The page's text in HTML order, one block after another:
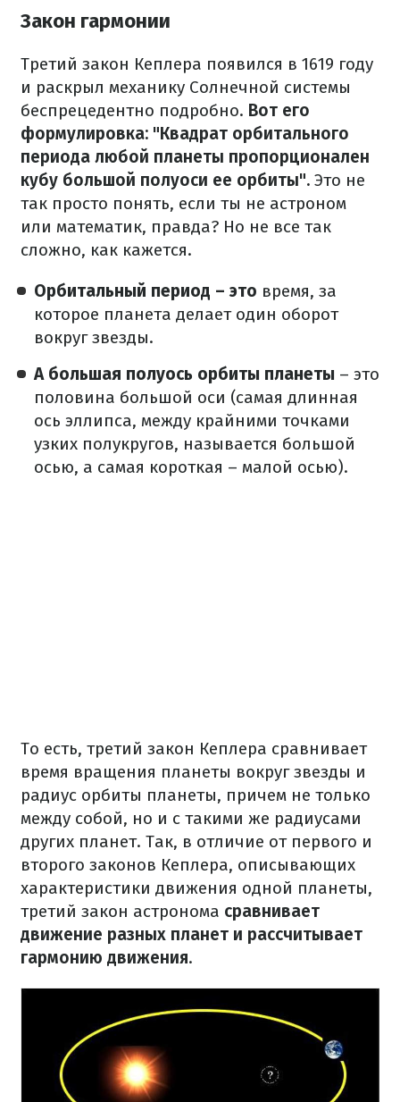
Закон гармонии
Третий закон Кеплера появился в 1619 году
и раскрыл механику Солнечной системы
беспрецедентно подробно. Вот его
формулировка: "Квадрат орбитального
периода любой планеты пропорционален
кубу большой полуоси ее орбиты". Это не
так просто понять, если ты не астроном
или математик, правда? Но не все так
сложно, как кажется.
Орбитальный период – это время, за
которое планета делает один оборот
вокруг звезды.
А большая полуось орбиты планеты – это
половина большой оси (самая длинная
ось эллипса, между крайними точками
узких полукругов, называется большой
осью, а самая короткая – малой осью).
То есть, третий закон Кеплера сравнивает
время вращения планеты вокруг звезды и
радиус орбиты планеты, причем не только
между собой, но и с такими же радиусами
других планет. Так, в отличие от первого и
второго законов Кеплера, описывающих
характеристики движения одной планеты,
третий закон астронома сравнивает
движение разных планет и рассчитывает
гармонию движения.